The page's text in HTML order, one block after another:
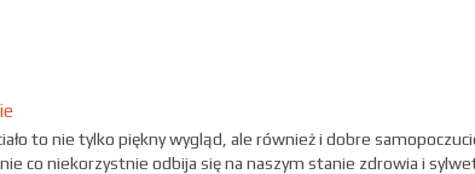
to nie tylko piękny wygląd, ale również i dobre
co niekorzystnie odbija się na naszym stanie zdrowia i